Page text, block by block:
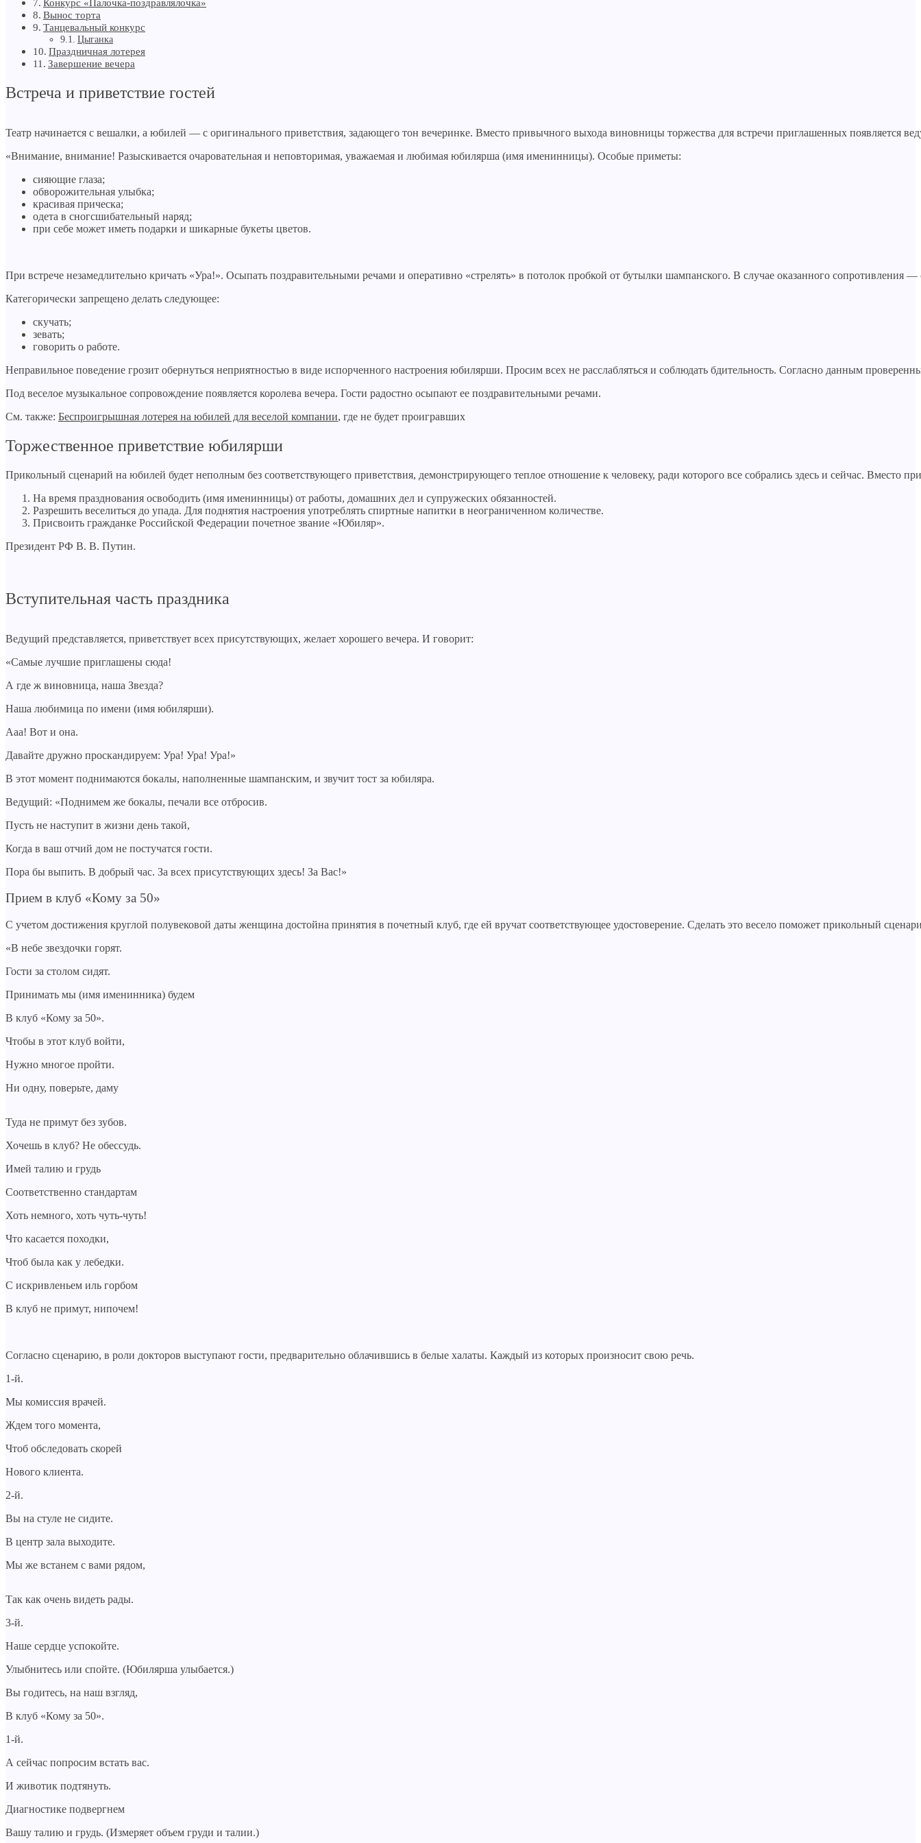
Конкурс «Палочка-поздравлялочка»
Вынос торта
Танцевальный конкурс
Цыганка
Праздничная лотерея
Завершение вечера
Встреча и приветствие гостей
Театр начинается с вешалки, а юбилей — с оригинального приветствия, задающего тон вечеринке. Вместо привычного выхода виновницы торжества для встречи приглашенных появляется
«Внимание, внимание! Разыскивается очаровательная и неповторимая, уважаемая и любимая юбилярша (имя именинницы). Особые приметы:
сияющие глаза;
обворожительная улыбка;
красивая прическа;
одета в сногсшибательный наряд;
при себе может иметь подарки и шикарные букеты цветов.
При встрече незамедлительно кричать «Ура!». Осыпать поздравительными речами и оперативно «стрелять» в потолок пробкой от бутылки шампанского. В случае оказанного сопротивления
Категорически запрещено делать следующее:
скучать;
зевать;
говорить о работе.
Неправильное поведение грозит обернуться неприятностью в виде испорченного настроения юбилярши. Просим всех не расслабляться и соблюдать бдительность. Согласно данным
Под веселое музыкальное сопровождение появляется королева вечера. Гости радостно осыпают ее поздравительными речами.
См. также: Беспроигрышная лотерея на юбилей для веселой компании, где не будет проигравших
Торжественное приветствие юбилярши
Прикольный сценарий на юбилей будет неполным без соответствующего приветствия, демонстрирующего теплое отношение к человеку, ради которого все собрались здесь и сейчас. Вместо
На время празднования освободить (имя именинницы) от работы, домашних дел и супружеских обязанностей.
Разрешить веселиться до упада. Для поднятия настроения употреблять спиртные напитки в неограниченном количестве.
Присвоить гражданке Российской Федерации почетное звание «Юбиляр».
Президент РФ В. В. Путин.
Вступительная часть праздника
Ведущий представляется, приветствует всех присутствующих, желает хорошего вечера. И говорит:
«Самые лучшие приглашены сюда!
А где ж виновница, наша Звезда?
Наша любимица по имени (имя юбилярши).
Ааа! Вот и она.
Давайте дружно проскандируем: Ура! Ура! Ура!»
В этот момент поднимаются бокалы, наполненные шампанским, и звучит тост за юбиляра.
Ведущий: «Поднимем же бокалы, печали все отбросив.
Пусть не наступит в жизни день такой,
Когда в ваш отчий дом не постучатся гости.
Пора бы выпить. В добрый час. За всех присутствующих здесь! За Вас!»
Прием в клуб «Кому за 50»
С учетом достижения круглой полувековой даты женщина достойна принятия в почетный клуб, где ей вручат соответствующее удостоверение. Сделать это весело поможет прикольный
«В небе звездочки горят.
Гости за столом сидят.
Принимать мы (имя именинника) будем
В клуб «Кому за 50».
Чтобы в этот клуб войти,
Нужно многое пройти.
Ни одну, поверьте, даму
Туда не примут без зубов.
Хочешь в клуб? Не обессудь.
Имей талию и грудь
Соответственно стандартам
Хоть немного, хоть чуть-чуть!
Что касается походки,
Чтоб была как у лебедки.
С искривленьем иль горбом
В клуб не примут, нипочем!
Согласно сценарию, в роли докторов выступают гости, предварительно облачившись в белые халаты. Каждый из которых произносит свою речь.
1-й.
Мы комиссия врачей.
Ждем того момента,
Чтоб обследовать скорей
Нового клиента.
2-й.
Вы на стуле не сидите.
В центр зала выходите.
Мы же встанем с вами рядом,
Так как очень видеть рады.
3-й.
Наше сердце успокойте.
Улыбнитесь или спойте. (Юбилярша улыбается.)
Вы годитесь, на наш взгляд,
В клуб «Кому за 50».
1-й.
А сейчас попросим встать вас.
И животик подтянуть.
Диагностике подвергнем
Вашу талию и грудь. (Измеряет объем груди и талии.)